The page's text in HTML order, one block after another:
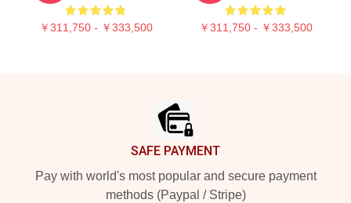
￥311,750 - ￥333,500 ￥311,750 - ￥333,500
SAFE PAYMENT
Pay with world's most popular and secure payment
methods (Paypal / Stripe)